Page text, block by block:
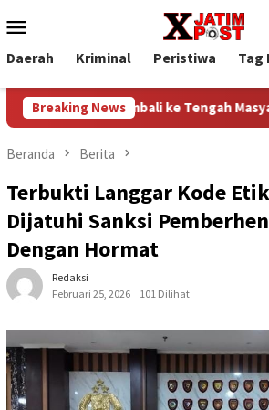
ke
kontenMobile
Daerah Kriminal Peristiwa Tag
Breaking News
Kembali ke Tengah Masyarakat
Beranda Berita
Terbukti Langgar Kode
Dijatuhi Sanksi
Dengan Hormat
Redaksi
Februari 25, 2026
101 Dilihat